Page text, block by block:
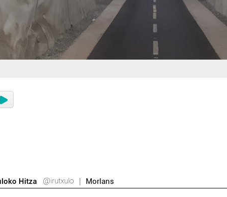
Hitza @irutxulo Morlans